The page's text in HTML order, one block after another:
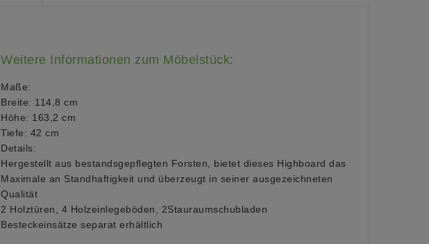
Weitere Informationen zum Möbelstück:
Maße:
Breite: 114,8 cm
Höhe: 163,2 cm
Tiefe: 42 cm
Details:
Hergestellt aus bestandsgepflegten Forsten, bietet dieses Highboard das
Maximale an Standhaftigkeit und überzeugt in seiner ausgezeichneten
Qualität
2 Holztüren, 4 Holzeinlegeböden, 2Stauraumschubladen
Besteckeinsätze separat erhältlich